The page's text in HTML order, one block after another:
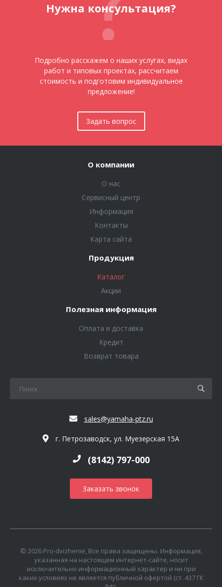
Нужна консультация?
Подробно расскажем о наших услугах, видах
работ и типовых проектах, рассчитаем
стоимость и подготовим индивидуальное
предложение!
Задать вопрос
О компании
О нас
Сервисный центр
Информация
Контакты
Карта сайта
Продукция
Каталог
Акции
Полезная информация
Оплата и доставка
Кредит
Возврат товара
sales@yamaha-ptz.ru
г. Петрозаводск, ул. Муезерская 15А
(8142) 797-000
Заказать звонок
© 2026 Pro-dvizhenie, Все права защищены. Информация,
указанная на настоящем интернет-сайте, носит
исключительно информационный характер и ни при
каких условиях не является публичной офертой (ст. 437 ГК